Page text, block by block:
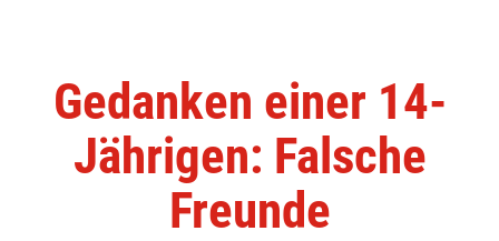
Gedanken einer 14-
Jährigen: Falsche
Freunde